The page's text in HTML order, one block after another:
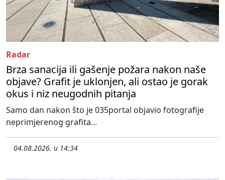
Radar
Brza sanacija ili gašenje požara nakon naše
objave? Grafit je uklonjen, ali ostao je gorak
okus i niz neugodnih pitanja
Samo dan nakon što je 035portal objavio fotografije
neprimjerenog grafita...
04.08.2026. u 14:34